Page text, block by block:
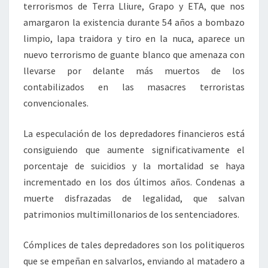
terrorismos de Terra Lliure, Grapo y ETA, que nos
amargaron la existencia durante 54 años a bombazo
limpio, lapa traidora y tiro en la nuca, aparece un
nuevo terrorismo de guante blanco que amenaza con
llevarse por delante más muertos de los
contabilizados en las masacres terroristas
convencionales.
La especulación de los depredadores financieros está
consiguiendo que aumente significativamente el
porcentaje de suicidios y la mortalidad se haya
incrementado en los dos últimos años. Condenas a
muerte disfrazadas de legalidad, que salvan
patrimonios multimillonarios de los sentenciadores.
Cómplices de tales depredadores son los politiqueros
que se empeñan en salvarlos, enviando al matadero a